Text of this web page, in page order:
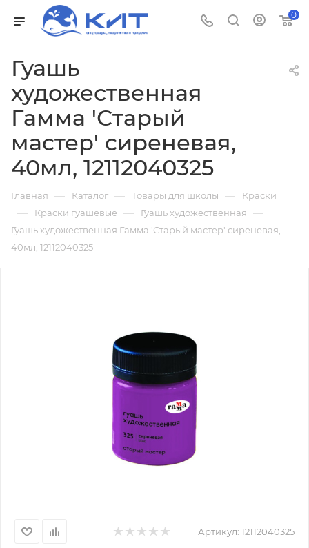
0
Гуашь
художественная
Гамма 'Старый
мастер' сиреневая,
40мл, 12112040325
Главная — Каталог — Товары для школы — Краски
— Краски гуашевые — Гуашь художественная —
Гуашь художественная Гамма 'Старый мастер' сиреневая,
40мл, 12112040325
Артикул: 12112040325